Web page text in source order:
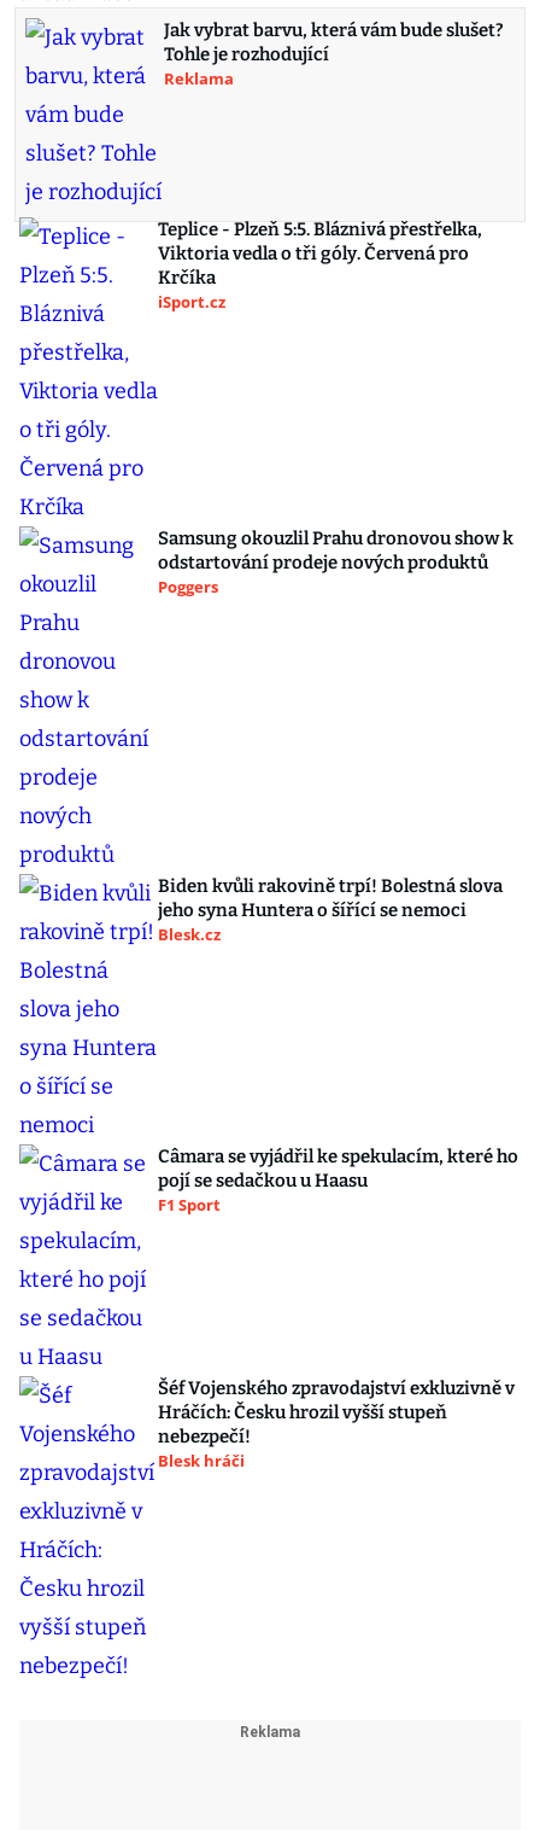
Jak vybrat barvu, která vám bude slušet?
Tohle je rozhodující
Reklama
Teplice - Plzeň 5:5. Bláznivá přestřelka,
Viktoria vedla o tři góly. Červená pro
Krčíka
iSport.cz
Samsung okouzlil Prahu dronovou show k
odstartování prodeje nových produktů
Poggers
Biden kvůli rakovině trpí! Bolestná slova
jeho syna Huntera o šířící se nemoci
Blesk.cz
Câmara se vyjádřil ke spekulacím, které ho
pojí se sedačkou u Haasu
F1 Sport
Šéf Vojenského zpravodajství exkluzivně v
Hráčích: Česku hrozil vyšší stupeň
nebezpečí!
Blesk hráči